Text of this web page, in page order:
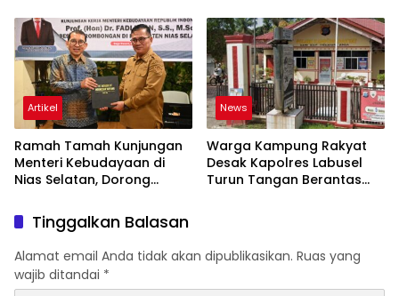
Artikel
Ramah Tamah Kunjungan
Menteri Kebudayaan di
Nias Selatan, Dorong
Target UNESCO
News
Warga Kampung Rakyat
Desak Kapolres Labusel
Turun Tangan Berantas
Tinggalkan Balasan
Alamat email Anda tidak akan dipublikasikan. Ruas yang
wajib ditandai *